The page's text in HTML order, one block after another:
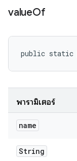
valueOf
public static
พารามิเตอร์
name
String